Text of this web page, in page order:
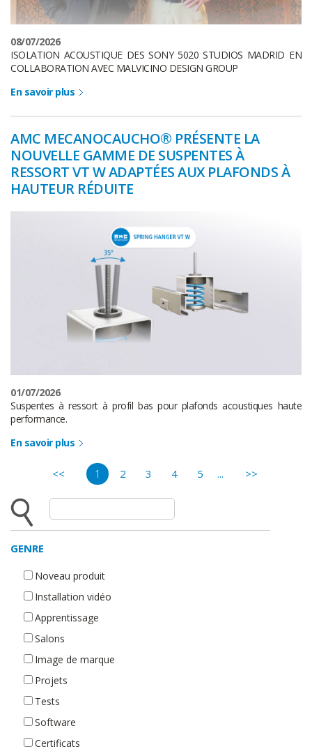
08/07/2026
ISOLATION ACOUSTIQUE DES SONY 5020 STUDIOS MADRID EN
COLLABORATION AVEC MALVICINO DESIGN GROUP
En savoir plus
AMC MECANOCAUCHO® PRÉSENTE LA
NOUVELLE GAMME DE SUSPENTES À
RESSORT VT W ADAPTÉES AUX PLAFONDS À
HAUTEUR RÉDUITE
01/07/2026
Suspentes à ressort à profil bas pour plafonds acoustiques haute
performance.
En savoir plus
<< 1 2 3 4 5 ... >>
GENRE
Noveau produit
Installation vidéo
Apprentissage
Salons
Image de marque
Projets
Tests
Software
Certificats